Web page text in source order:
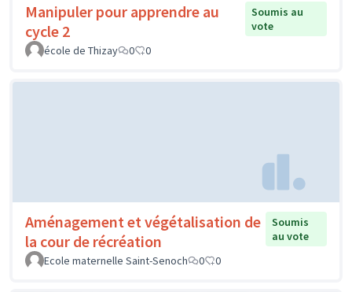
Manipuler pour apprendre au
cycle 2
Soumis au
vote
école de Thizay
0 0
Aménagement et végétalisation de
la cour de récréation
Soumis
au vote
Ecole maternelle Saint-Senoch
0 0